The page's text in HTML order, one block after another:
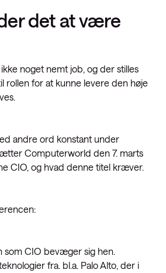
det at være
noget nemt job, og der stilles
rollen for at kunne levere den høje
andre ord konstant under
Computerworld den 7. marts
CIO, og hvad denne titel kræver.
som CIO bevæger sig hen.
fra. bl.a. Palo Alto, der i